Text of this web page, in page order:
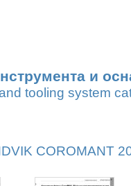
и
tooling system
COROMANT